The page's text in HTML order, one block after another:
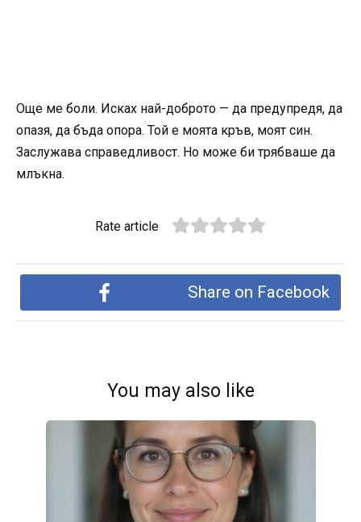
Още ме боли. Исках най-доброто — да предупредя, да
опазя, да бъда опора. Той е моята кръв, моят син.
Заслужава справедливост. Но може би трябваше да
млъкна.
Rate article
Share on Facebook
You may also like